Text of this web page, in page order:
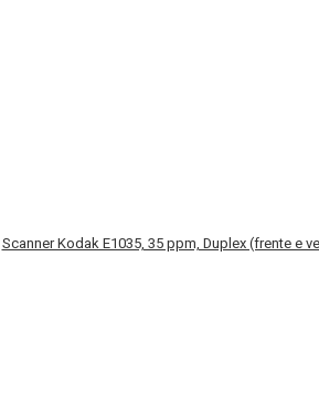
Scanner Kodak E1035, 35 ppm, Duplex (frente e